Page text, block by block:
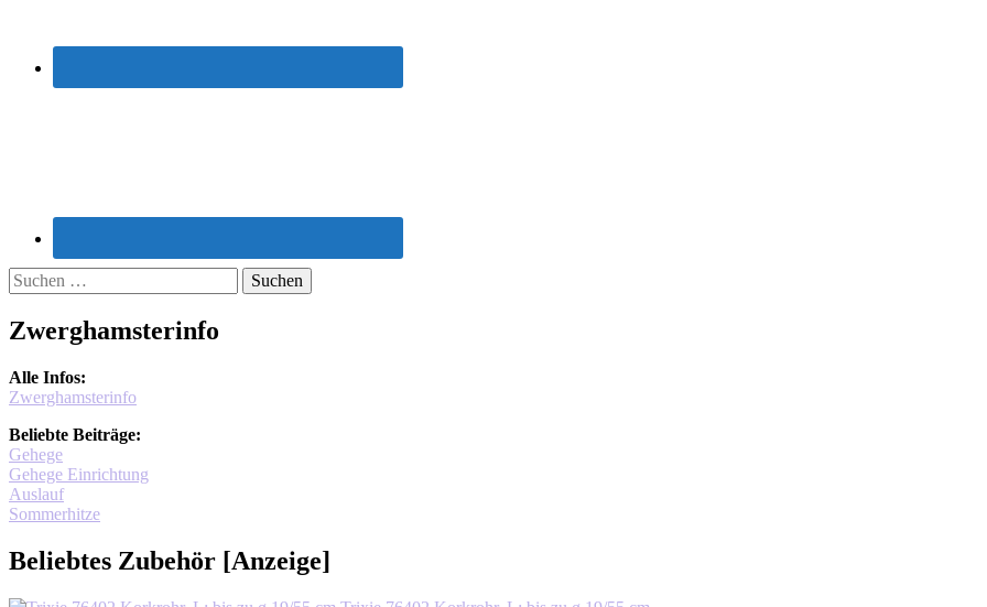
Suchen
nach:
Zwerghamsterinfo
Alle Infos:
Zwerghamsterinfo
Beliebte Beiträge:
Gehege
Gehege Einrichtung
Auslauf
Sommerhitze
Beliebtes Zubehör [Anzeige]